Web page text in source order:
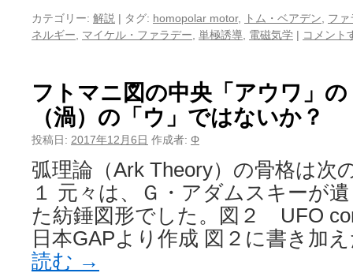
カテゴリー: 解説 | タグ: homopolar motor, トム・ベアデン
ファ
ネルギー
マイケル・ファラデー 単極誘導 電磁気学 | コメント
フトマニ図の中央「アウワ」
（渦）の「ウ」ではないか？
投稿日: 2017年12月6日 作成者: Φ
弧理論（Ark Theory）の骨格は次
１ 元々は、Ｇ・アダムスキーが
た紡錘図形でした。図２ UFO
日本GAPより作成 図２に書き加
読む →